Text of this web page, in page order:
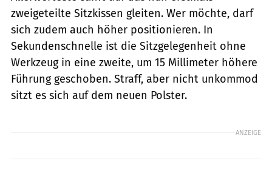
zweigeteilte Sitzkissen gleiten. Wer möchte, darf
sich zudem auch höher positionieren. In
Sekundenschnelle ist die Sitzgelegenheit ohne
Werkzeug in eine zweite, um 15 Millimeter höhere
Führung geschoben. Straff, aber nicht unkommod
sitzt es sich auf dem neuen Polster.
ANZEIGE